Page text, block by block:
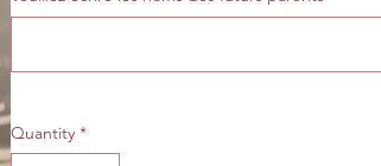
Quantity *